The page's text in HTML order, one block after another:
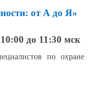
от А до Я»
до 11:30 мск
по охране